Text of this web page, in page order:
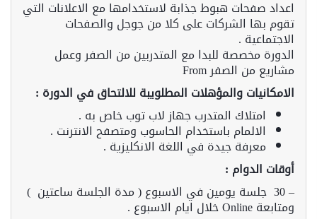
اعداد صفحات هبوط جذابة لاستخدامها مع الاعلانات التي
تقوم بها الشركات على كلا من جوجل والصفحات
الاجتماعية .
الدورة مخصصة للبدا مع المتدربين من الصفر وعمل
مشاريع من الصفر From
الامكانيات والمؤهلات المطلويبة للالتحاق في الدورة :
امتلاك المتدرب جهاز لاب توب خاص به .
الالمام باستخدام الحاسوب ومتصفح الانترنت .
معرفة جيدة في اللغة الانكليزية .
أوقات الدوام :
– 30 جلسة يومين في الاسبوع ( مدة الجلسة ساعتين )
ومتابعة Online خلال ايام الاسبوع .